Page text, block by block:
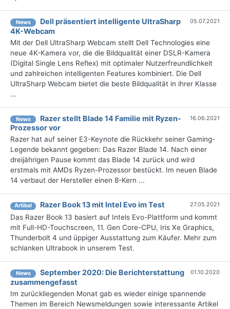
News
Dell präsentiert intelligente UltraSharp
4K-Webcam
05.07.2021
Mit der Dell UltraSharp Webcam stellt Dell Technologies eine
neue 4K-Kamera vor, die die Bildqualität einer DSLR-Kamera
(Digital Single Lens Reflex) mit optimaler Nutzerfreundlichkeit
und zahlreichen intelligenten Features kombiniert. Die Dell
UltraSharp Webcam bietet die beste Bildqualität in ihrer Klasse
...
News
Razer stellt Blade 14 Familie mit Ryzen-
Prozessor vor
16.06.2021
Razer hat auf seiner E3-Keynote die Rückkehr seiner Gaming-
Legende bekannt gegeben: Das Razer Blade 14. Nach einer
dreijährigen Pause kommt das Blade 14 zurück und wird
erstmals mit AMDs Ryzen-Prozessor bestückt. Im neuen Blade
14 verbaut der Hersteller einen 8-Kern ...
Artikel Razer Book 13 mit Intel Evo im Test 27.05.2021
Das Razer Book 13 basiert auf Intels Evo-Plattform und kommt
mit Full-HD-Touchscreen, 11. Gen Core-CPU, Iris Xe Graphics,
Thunderbolt 4 und üppiger Ausstattung zum Käufer. Mehr zum
schlanken Ultrabook in unserem Test.
News
September 2020: Die Berichterstattung
zusammengefasst
01.10.2020
Im zurückliegenden Monat gab es wieder einige spannende
Themen im Bereich Newsmeldungen sowie interessante Artikel